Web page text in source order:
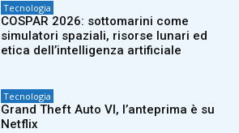
Tecnologia
COSPAR 2026: sottomarini come
simulatori spaziali, risorse lunari ed
etica dell’intelligenza artificiale
Tecnologia
Grand Theft Auto VI, l’anteprima è su
Netflix